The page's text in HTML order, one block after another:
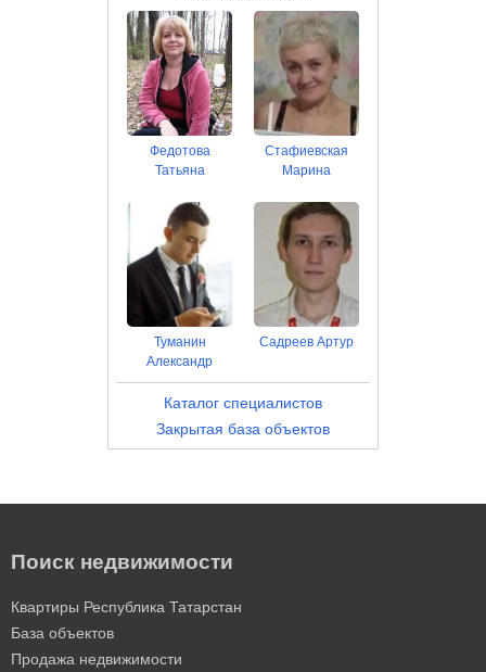
Федотова
Татьяна
Стафиевская
Марина
Туманин
Александр
Садреев Артур
Каталог специалистов
Закрытая база объектов
Поиск недвижимости
Квартиры Республика Татарстан
База объектов
Продажа недвижимости